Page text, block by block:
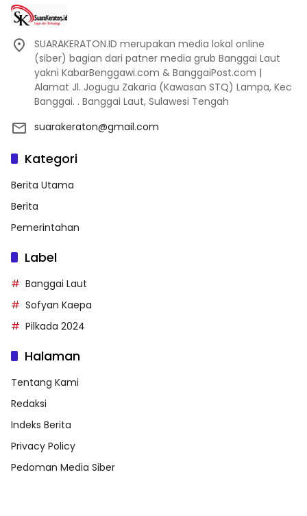
SUARAKERATON.ID merupakan media lokal online
(siber) bagian dari patner media grub Banggai Laut
yakni KabarBenggawi.com & BanggaiPost.com |
Alamat Jl. Jogugu Zakaria (Kawasan STQ) Lampa, Kec
Banggai. . Banggai Laut, Sulawesi Tengah
suarakeraton@gmail.com
Kategori
Berita Utama
Berita
Pemerintahan
Label
Banggai Laut
Sofyan Kaepa
Pilkada 2024
Halaman
Tentang Kami
Redaksi
Indeks Berita
Privacy Policy
Pedoman Media Siber